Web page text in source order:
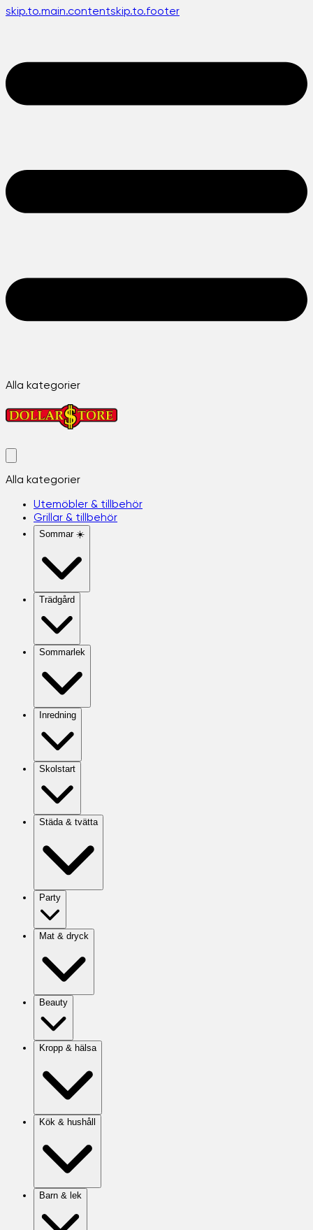
skip.to.main.contentskip.to.footer
Alla kategorier
Alla kategorier
Utemöbler & tillbehör
Grillar & tillbehör
Sommar ☀️
Trädgård
Sommarlek
Inredning
Skolstart
Städa & tvätta
Party
Mat & dryck
Beauty
Kropp & hälsa
Kök & hushåll
Barn & lek